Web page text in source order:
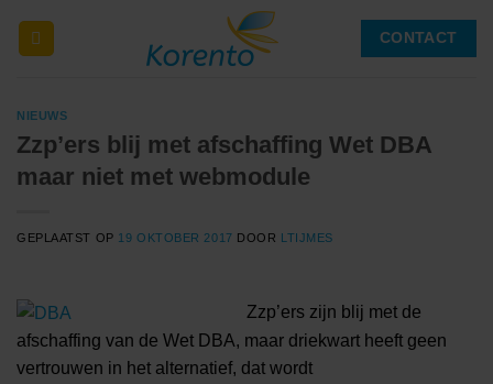
naar
CONTACT
NIEUWS
Zzp’ers blij met afschaffing Wet DBA
maar niet met webmodule
GEPLAATST OP 19 OKTOBER 2017 DOOR LTIJMES
Zzp’ers zijn blij met de
afschaffing van de Wet DBA, maar driekwart heeft geen
vertrouwen in het alternatief, dat wordt